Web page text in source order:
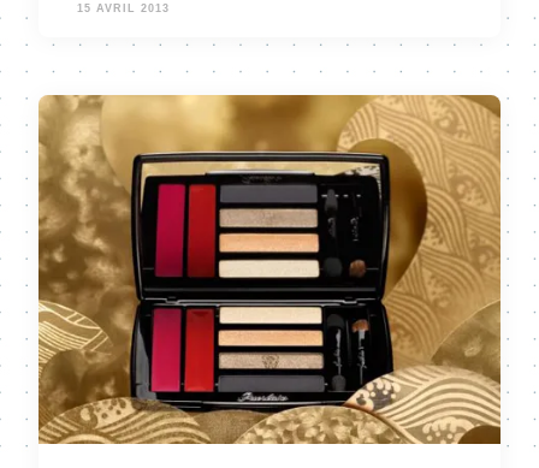
15 AVRIL 2013